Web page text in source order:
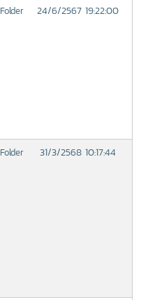
Folder 24/6/2567 19:22:00
Folder 31/3/2568 10:17:44